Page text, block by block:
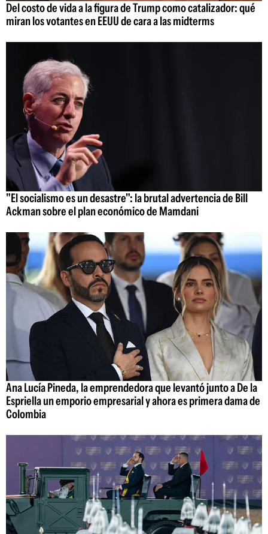
Del costo de vida a la figura de Trump como catalizador: qué
miran los votantes en EEUU de cara a las midterms
"El socialismo es un desastre": la brutal advertencia de Bill
Ackman sobre el plan económico de Mamdani
Ana Lucía Pineda, la emprendedora que levantó junto a De la
Espriella un emporio empresarial y ahora es primera dama de
Colombia